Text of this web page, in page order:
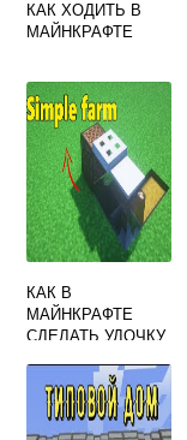
КАК ХОДИТЬ В
МАЙНКРАФТЕ
КАК В
МАЙНКРАФТЕ
СДЕЛАТЬ УДОЧКУ